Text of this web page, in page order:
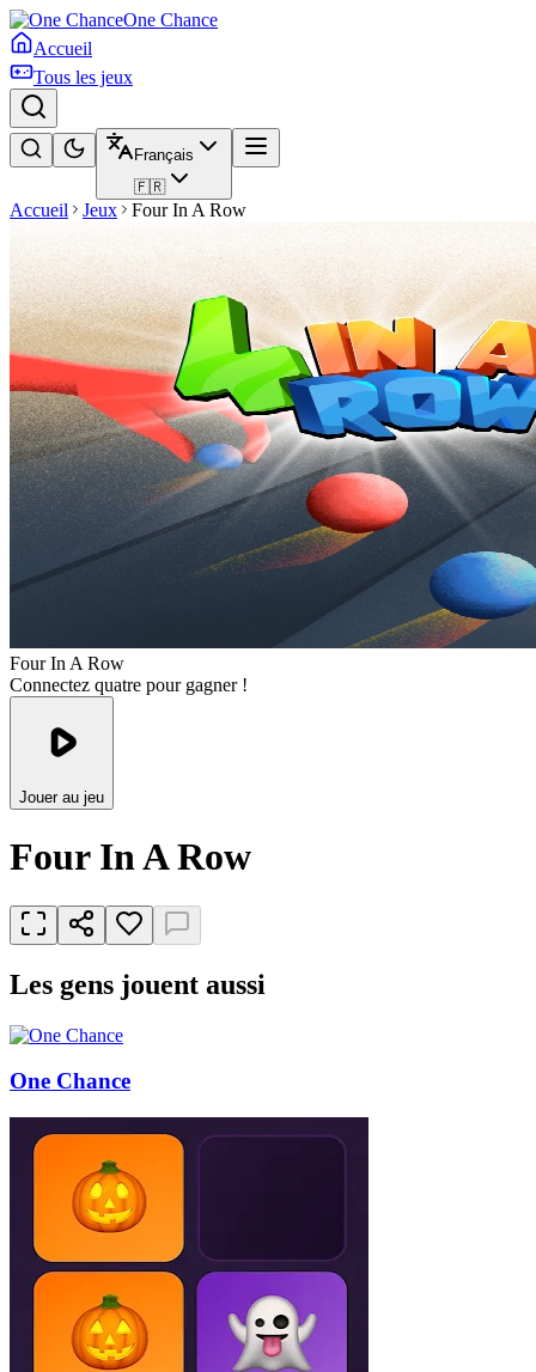
One Chance
Accueil
Tous les jeux
Français
🇫🇷
Accueil Jeux Four In A Row
Four In A Row
Connectez quatre pour gagner !
Jouer au jeu
Four In A Row
Les gens jouent aussi
One Chance